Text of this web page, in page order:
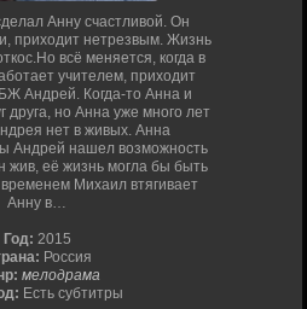
Анну счастливой. Он
приходит нетрезвым. Жизнь
всё меняется, когда в
учителем, приходит
Андрей. Когда-то Анна и
друга, но Анна уже много лет
нет в живых. Анна
Андрей нашел возможность
жив, её жизнь могла бы быть
Михаил втягивает
Анну в…
Год: 2015
Россия
мелодрама
Есть субтитры